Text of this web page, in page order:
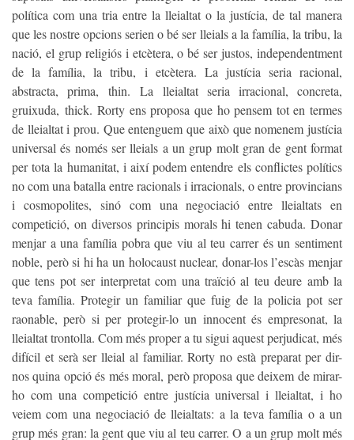
política com una tria entre la lleialtat o la justícia, de tal manera
que les nostre opcions serien o bé ser lleials a la família, la tribu, la
nació, el grup religiós i etcètera, o bé ser justos, independentment
de la família, la tribu, i etcètera. La justícia seria racional,
abstracta, prima, thin. La lleialtat seria irracional, concreta,
gruixuda, thick. Rorty ens proposa que ho pensem tot en termes
de lleialtat i prou. Que entenguem que això que nomenem justícia
universal és només ser lleials a un grup molt gran de gent format
per tota la humanitat, i així podem entendre els conflictes polítics
no com una batalla entre racionals i irracionals, o entre provincians
i cosmopolites, sinó com una negociació entre lleialtats en
competició, on diversos principis morals hi tenen cabuda. Donar
menjar a una família pobra que viu al teu carrer és un sentiment
noble, però si hi ha un holocaust nuclear, donar-los l’escàs menjar
que tens pot ser interpretat com una traïció al teu deure amb la
teva família. Protegir un familiar que fuig de la policia pot ser
raonable, però si per protegir-lo un innocent és empresonat, la
lleialtat trontolla. Com més proper a tu sigui aquest perjudicat, més
difícil et serà ser lleial al familiar. Rorty no està preparat per dir-
nos quina opció és més moral, però proposa que deixem de mirar-
ho com una competició entre justícia universal i lleialtat, i ho
veiem com una negociació de lleialtats: a la teva família o a un
grup més gran: la gent que viu al teu carrer. O a un grup molt més